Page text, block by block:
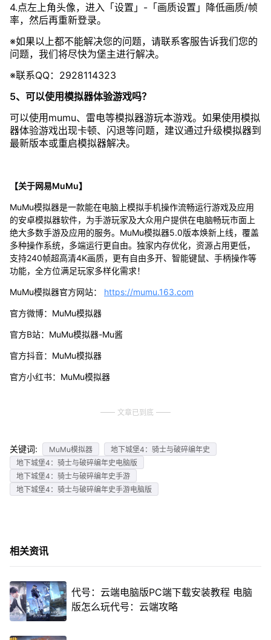
4.点左上角头像，进入「设置」-「画质设置」降低画质/帧
率，然后再重新登录。
※如果以上都不能解决您的问题，请联系客服告诉我们您的
问题，我们将尽快为堡主进行解决。
※联系QQ：2928114323
5、可以使用模拟器体验游戏吗？
可以使用mumu、雷电等模拟器游玩本游戏。如果使用模拟
器体验游戏出现卡顿、闪退等问题，建议通过升级模拟器到
最新版本或重启模拟器解决。
【关于网易MuMu】
MuMu模拟器是一款能在电脑上模拟手机操作流畅运行游戏及应用
的安卓模拟器软件，为手游玩家及大众用户提供在电脑畅玩市面上
绝大多数手游及应用的服务。MuMu模拟器5.0版本焕新上线，覆盖
多种操作系统，多端运行更自由。独家内存优化，资源占用更低，
支持240帧超高清4K画质，更有自由多开、智能键鼠、手柄操作等
功能，全方位满足玩家多样化需求！
MuMu模拟器官方网站： https://mumu.163.com
官方微博：MuMu模拟器
官方B站：MuMu模拟器-Mu酱
官方抖音：MuMu模拟器
官方小红书：MuMu模拟器
文章已到底
关键词: MuMu模拟器
地下城堡4：骑士与破碎编年史
地下城堡4：骑士与破碎编年史电脑版
地下城堡4：骑士与破碎编年史手游
地下城堡4：骑士与破碎编年史手游电脑版
相关资讯
代号：云端电脑版PC端下载安装教程 电脑
版怎么玩代号：云端攻略